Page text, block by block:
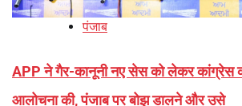
पंजाब
APP ने गैर-कानूनी नए सेस को लेकर कांग्रेस
आलोचना की, पंजाब पर बोझ डालने और उसे